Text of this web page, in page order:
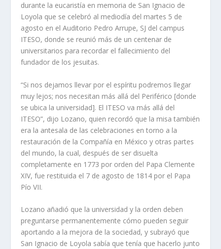
durante la eucaristía en memoria de San Ignacio de
Loyola que se celebró al mediodía del martes 5 de
agosto en el Auditorio Pedro Arrupe, SJ del campus
ITESO, donde se reunió más de un centenar de
universitarios para recordar el fallecimiento del
fundador de los jesuitas.
“Si nos dejamos llevar por el espíritu podremos llegar
muy lejos; nos necesitan más allá del Periférico [donde
se ubica la universidad]. El ITESO va más allá del
ITESO”, dijo Lozano, quien recordó que la misa también
era la antesala de las celebraciones en torno a la
restauración de la Compañía en México y otras partes
del mundo, la cual, después de ser disuelta
completamente en 1773 por orden del Papa Clemente
XIV, fue restituida el 7 de agosto de 1814 por el Papa
Pío VII.
Lozano añadió que la universidad y la orden deben
preguntarse permanentemente cómo pueden seguir
aportando a la mejora de la sociedad, y subrayó que
San Ignacio de Loyola sabía que tenía que hacerlo junto